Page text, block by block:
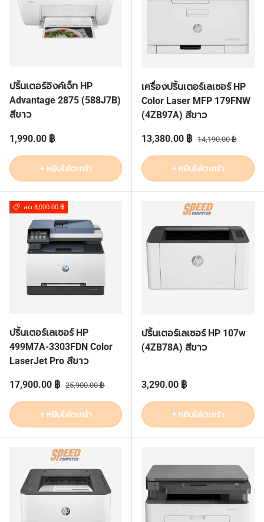
ปริ้นเตอร์อิงค์เจ็ท HP
Advantage 2875 (588J7B)
สีขาว
ราคาปกติ
1,990.00 ฿
+ หยิบใส่ตะกร้า
เครื่องปริ้นเตอร์เลเซอร์ HP
Color Laser MFP 179FNW
(4ZB97A) สีขาว
ราคาส่วนลด
13,380.00 ฿ ราคาปกติ
14,190.00 ฿
+ หยิบใส่ตะกร้า
ลด 8,000.00 ฿
ปริ้นเตอร์เลเซอร์ HP
499M7A-3303FDN Color
LaserJet Pro สีขาว
ราคาส่วนลด
17,900.00 ฿ ราคาปกติ
25,900.00 ฿
+ หยิบใส่ตะกร้า
ปริ้นเตอร์เลเซอร์ HP 107w
(4ZB78A) สีขาว
ราคาปกติ
3,290.00 ฿
+ หยิบใส่ตะกร้า